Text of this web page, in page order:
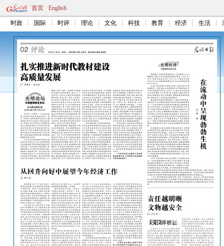
首页 English
时政 国际 时评 理论 文化 科技 教育 经济 生活